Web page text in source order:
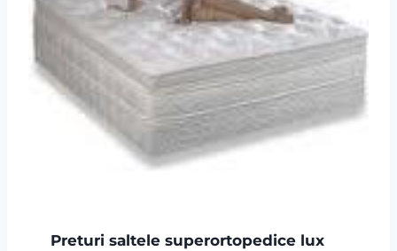
Preturi saltele superortopedice lux